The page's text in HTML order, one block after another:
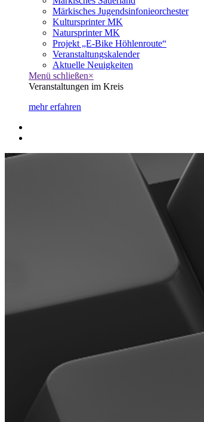
Märkisches Jugendsinfonieorchester
Kultursprinter MK
Natursprinter MK
Projekt „E-Bike Höhlenroute“
Veranstaltungskalender
Aktuelle Neuigkeiten
Menü schließen×
Veranstaltungen im Kreis
mehr erfahren